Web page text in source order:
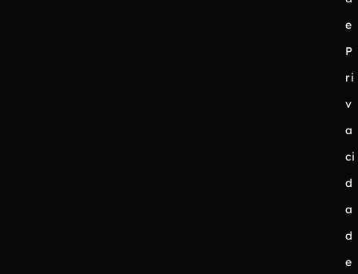
e
P
ri
v
a
ci
d
a
d
e